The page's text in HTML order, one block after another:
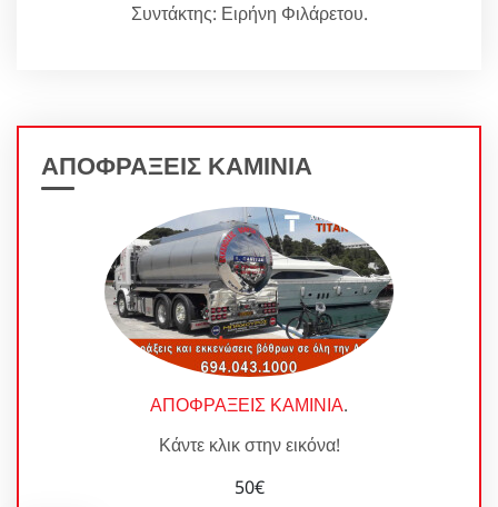
Συντάκτης: Ειρήνη Φιλάρετου.
ΑΠΟΦΡΑΞΕΙΣ ΚΑΜΙΝΙΑ
ΑΠΟΦΡΑΞΕΙΣ ΚΑΜΙΝΙΑ.
Κάντε κλικ στην εικόνα!
50€